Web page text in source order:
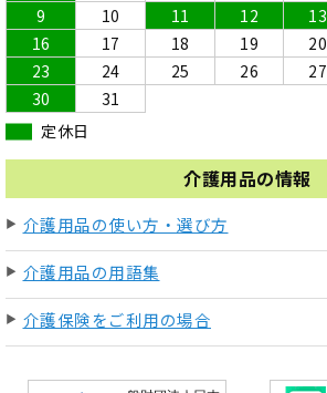
9
10 11 12 13
16
17 18 19 20
23
24 25 26 27
30
31
定休日
介護用品の情報
介護用品の使い方・選び方
介護用品の用語集
介護保険をご利用の場合